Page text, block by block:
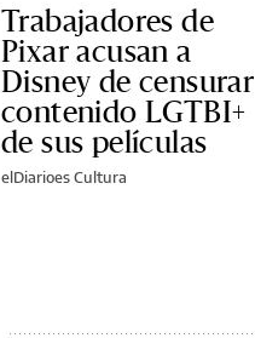
Trabajadores de
Pixar acusan a
Disney de censurar
contenido LGTBI+
de sus películas
elDiarioes Cultura